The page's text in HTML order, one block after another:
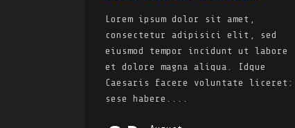
Lorem ipsum dolor sit amet,
consectetur adipisici elit, sed
eiusmod tempor incidunt ut labore
et dolore magna aliqua. Idque
Caesaris facere voluntate liceret:
sese habere....